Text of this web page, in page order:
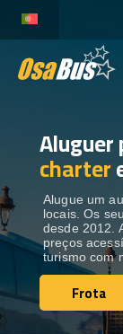
content
ALUGUER
DESTINOS
FROTA
ENTRE EM
ENTRE EM
charter
Alugue um
locais. Os
desde 2012.
preços
turismo com
Frota
Frota